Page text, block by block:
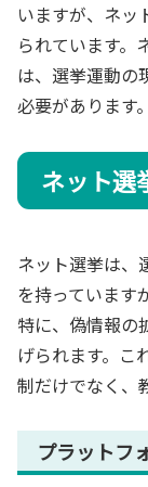
いますが、ネッ
られています。
は、選挙運動の
必要があります。
ネット選
ネット選挙は、
を持っています
特に、偽情報の
げられます。こ
制だけでなく、
プラットフ